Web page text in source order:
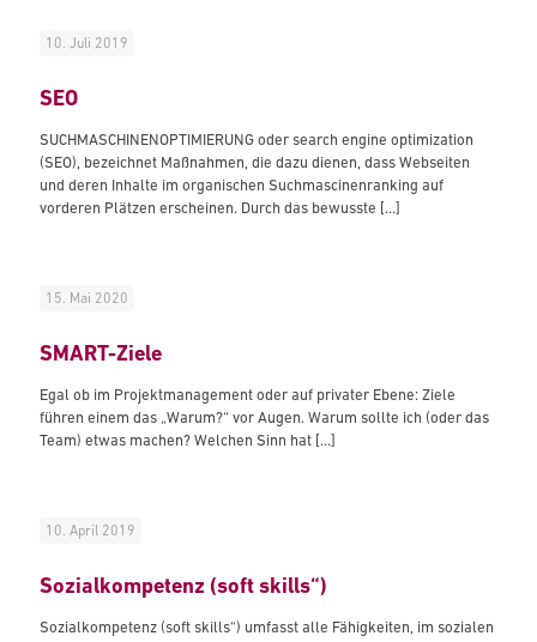
10. Juli 2019
SEO
SUCHMASCHINENOPTIMIERUNG oder search engine optimization
(SEO), bezeichnet Maßnahmen, die dazu dienen, dass Webseiten
und deren Inhalte im organischen Suchmascinenranking auf
vorderen Plätzen erscheinen. Durch das bewusste […]
15. Mai 2020
SMART-Ziele
Egal ob im Projektmanagement oder auf privater Ebene: Ziele
führen einem das „Warum?“ vor Augen. Warum sollte ich (oder das
Team) etwas machen? Welchen Sinn hat […]
10. April 2019
Sozialkompetenz (soft skills“)
Sozialkompetenz (soft skills“) umfasst alle Fähigkeiten, im sozialen